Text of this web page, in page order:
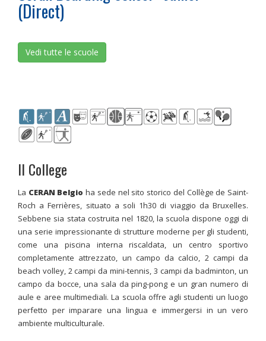
(Direct)
Vedi tutte le scuole
Il College
La CERAN Belgio ha sede nel sito storico del Collège de Saint-
Roch a Ferrières, situato a soli 1h30 di viaggio da Bruxelles.
Sebbene sia stata costruita nel 1820, la scuola dispone oggi di
una serie impressionante di strutture moderne per gli studenti,
come una piscina interna riscaldata, un centro sportivo
completamente attrezzato, un campo da calcio, 2 campi da
beach volley, 2 campi da mini-tennis, 3 campi da badminton, un
campo da bocce, una sala da ping-pong e un gran numero di
aule e aree multimediali. La scuola offre agli studenti un luogo
perfetto per imparare una lingua e immergersi in un vero
ambiente multiculturale.